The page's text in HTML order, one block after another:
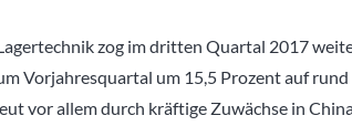
zog im dritten Quartal 2017
Vorjahresquartal um 15,5 Prozent auf
vor allem durch kräftige Zuwächse in